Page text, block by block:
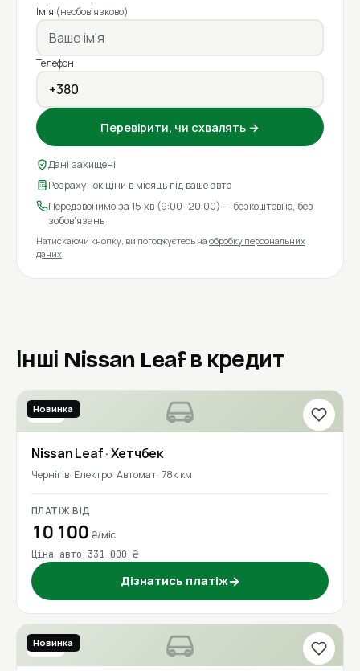
Ім'я (необов'язково)
Телефон
Перевірити, чи схвалять →
Дані захищені
Розрахунок ціни в місяць під ваше авто
Передзвонимо за 15 хв (9:00–20:00) — безкоштовно, без
зобов'язань
Натискаючи кнопку, ви погоджуєтесь на обробку персональних
даних.
Інші Nissan Leaf в кредит
2016
Новинка
NissanLeaf· Хетчбек
Чернігів Електро Автомат 78к км
ПЛАТІЖ ВІД
10 100 ₴/міс
Ціна авто 331 000 ₴
Дізнатись платіж→
2021
Новинка